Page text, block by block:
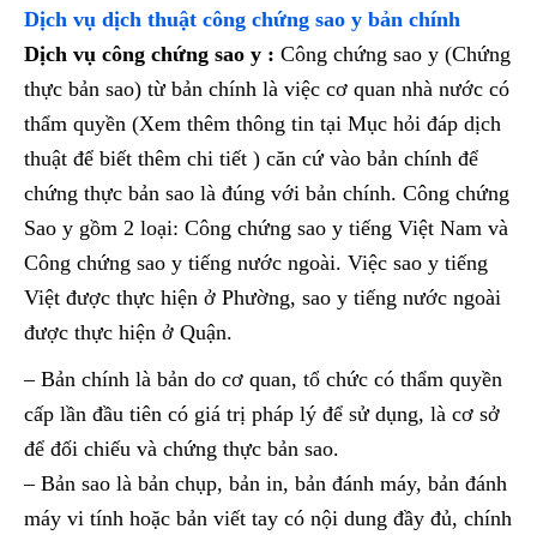
Dịch vụ dịch thuật công chứng sao y bản chính
Dịch vụ công chứng sao y : Công chứng sao y (Chứng
thực bản sao) từ bản chính là việc cơ quan nhà nước có
thẩm quyền (Xem thêm thông tin tại Mục hỏi đáp dịch
thuật để biết thêm chi tiết ) căn cứ vào bản chính để
chứng thực bản sao là đúng với bản chính. Công chứng
Sao y gồm 2 loại: Công chứng sao y tiếng Việt Nam và
Công chứng sao y tiếng nước ngoài. Việc sao y tiếng
Việt được thực hiện ở Phường, sao y tiếng nước ngoài
được thực hiện ở Quận.
– Bản chính là bản do cơ quan, tổ chức có thẩm quyền
cấp lần đầu tiên có giá trị pháp lý để sử dụng, là cơ sở
để đối chiếu và chứng thực bản sao.
– Bản sao là bản chụp, bản in, bản đánh máy, bản đánh
máy vi tính hoặc bản viết tay có nội dung đầy đủ, chính